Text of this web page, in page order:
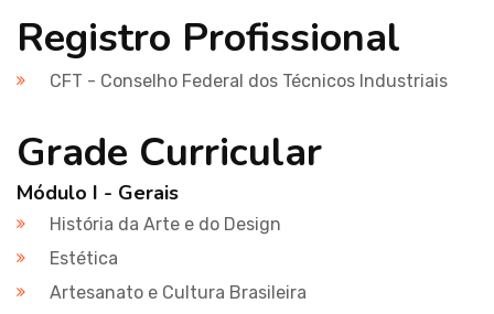
Registro Profissional
CFT - Conselho Federal dos Técnicos Industriais
Grade Curricular
Módulo I - Gerais
História da Arte e do Design
Estética
Artesanato e Cultura Brasileira